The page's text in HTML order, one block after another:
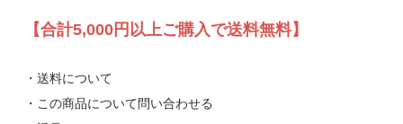
【合計5,000円以上ご購入で送料無料】
・送料について
・この商品について問い合わせる